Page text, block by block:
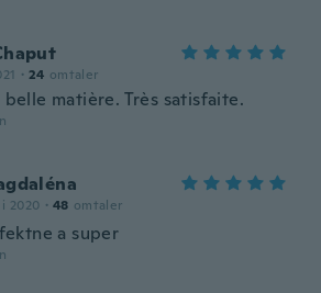
· 24 omtaler
belle matière. Très satisfaite.
2020 · 48 omtaler
a super